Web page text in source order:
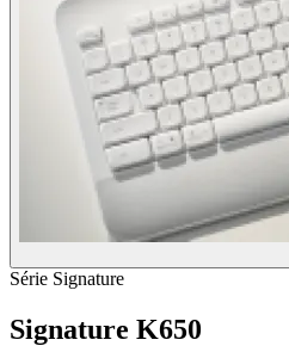
Série Signature
Signature K650